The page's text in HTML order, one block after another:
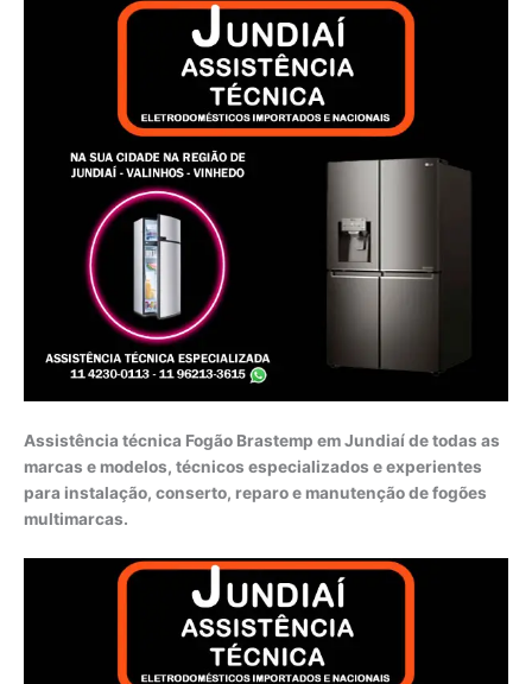
Assistência técnica Fogão Brastemp em Jundiaí de todas as
marcas e modelos, técnicos especializados e experientes
para instalação, conserto, reparo e manutenção de fogões
multimarcas.